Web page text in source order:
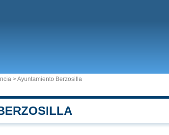
>Ayuntamiento Berzosilla